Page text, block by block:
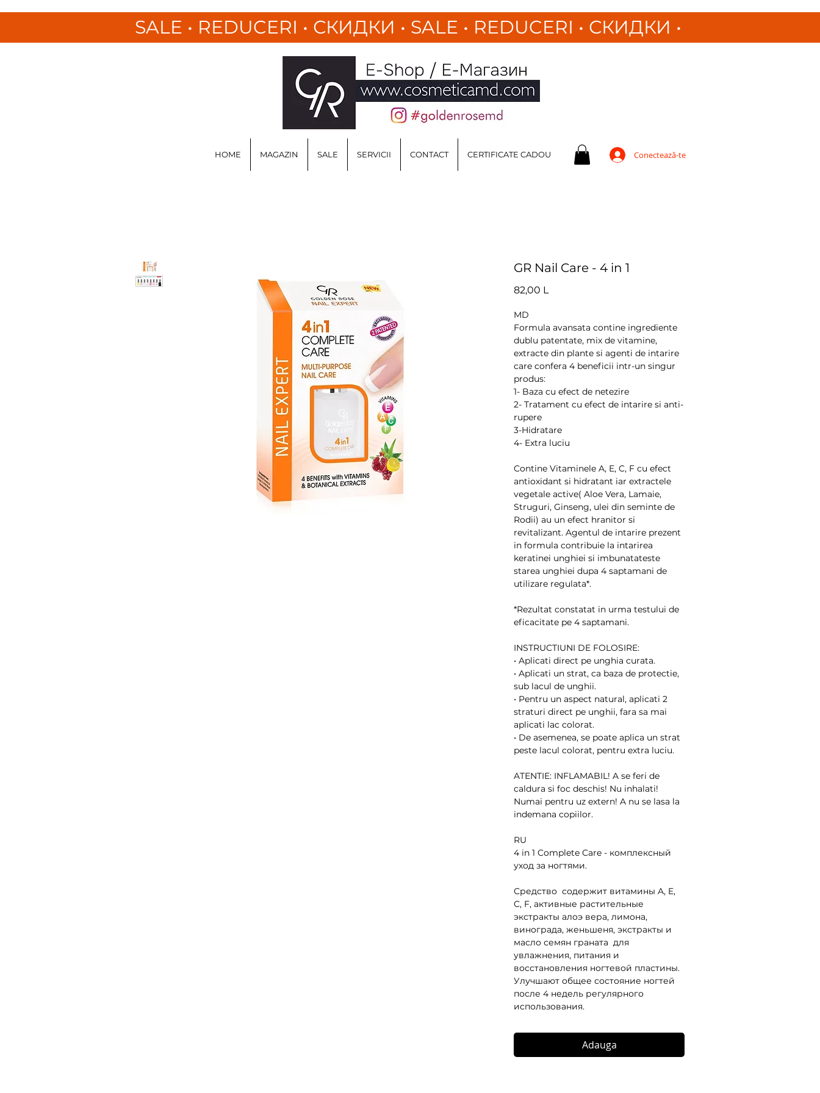
SALE • REDUCERI • СКИДКИ • SALE • REDUCERI • СКИДКИ •
HOME MAGAZIN SALE SERVICII CONTACT CERTIFICATE CADOU Conectează-te
GR Nail Care - 4 in 1
82,00 L
MD
Formula avansata contine ingrediente
dublu patentate, mix de vitamine,
extracte din plante si agenti de intarire
care confera 4 beneficii intr-un singur
produs:
1- Baza cu efect de netezire
2- Tratament cu efect de intarire si anti-
rupere
3-Hidratare
4- Extra luciu
Contine Vitaminele A, E, C, F cu efect
antioxidant si hidratant iar extractele
vegetale active( Aloe Vera, Lamaie,
Struguri, Ginseng, ulei din seminte de
Rodii) au un efect hranitor si
revitalizant. Agentul de intarire prezent
in formula contribuie la intarirea
keratinei unghiei si imbunatateste
starea unghiei dupa 4 saptamani de
utilizare regulata*.
*Rezultat constatat in urma testului de
eficacitate pe 4 saptamani.
INSTRUCTIUNI DE FOLOSIRE:
• Aplicati direct pe unghia curata.
• Aplicati un strat, ca baza de protectie,
sub lacul de unghii.
• Pentru un aspect natural, aplicati 2
straturi direct pe unghii, fara sa mai
aplicati lac colorat.
• De asemenea, se poate aplica un strat
peste lacul colorat, pentru extra luciu.
ATENTIE: INFLAMABIL! A se feri de
caldura si foc deschis! Nu inhalati!
Numai pentru uz extern! A nu se lasa la
indemana copiilor.
RU
4 in 1 Complete Care - комплексный
уход за ногтями.
Средство  содержит витамины A, E,
C, F, активные растительные
экстракты алоэ вера, лимона,
винограда, женьшеня, экстракты и
масло семян граната  для
увлажнения, питания и
восстановления ногтевой пластины.
Улучшают общее состояние ногтей
после 4 недель регулярного
использования.
Adauga